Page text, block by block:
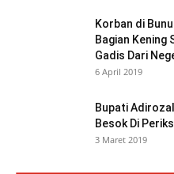
Korban di
Bagian Kening
Gadis Dari
6 April 2019
Bupati
Besok Di
3 Maret 2019